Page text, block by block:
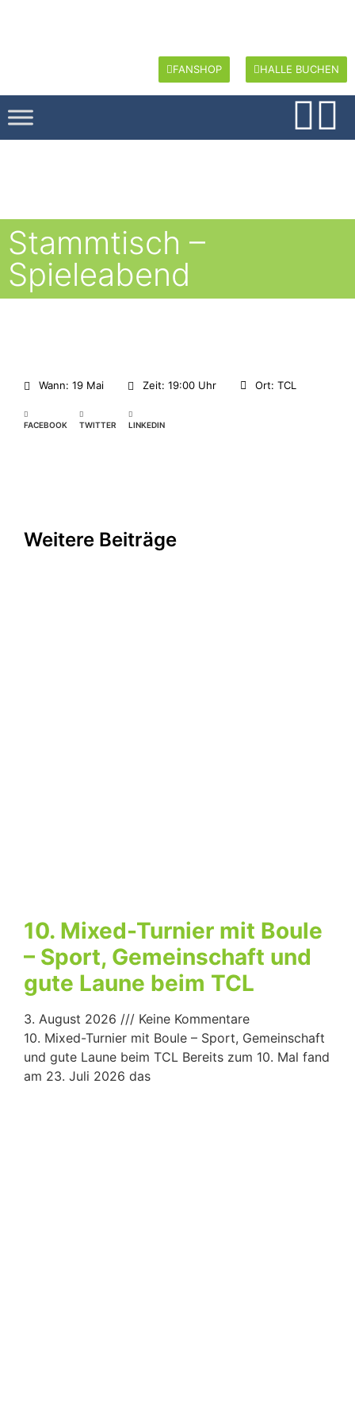
FANSHOP HALLE BUCHEN
Stammtisch –
Spieleabend
Wann: 19 Mai Zeit: 19:00 Uhr Ort: TCL
FACEBOOK TWITTER LINKEDIN
Weitere Beiträge
10. Mixed-Turnier mit Boule
– Sport, Gemeinschaft und
gute Laune beim TCL
3. August 2026
Keine Kommentare
10. Mixed-Turnier mit Boule – Sport, Gemeinschaft
und gute Laune beim TCL Bereits zum 10. Mal fand
am 23. Juli 2026 das